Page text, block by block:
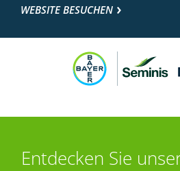
WEBSITE BESUCHEN
Entdecken Sie